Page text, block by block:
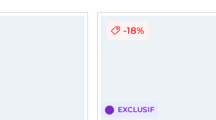
EXCLUSIF
-18%